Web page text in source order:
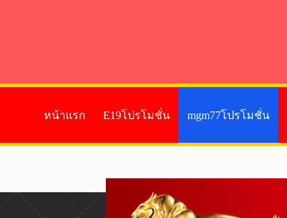
หน้าแรก E19โปรโมชั่น mgm77โปรโมชั่น